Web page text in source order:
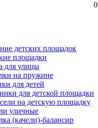
0
детских площадок
площадки
для улицы
на пружине
для детей
для детской площадки
на детскую площадку
уличные
(качели)-балансир